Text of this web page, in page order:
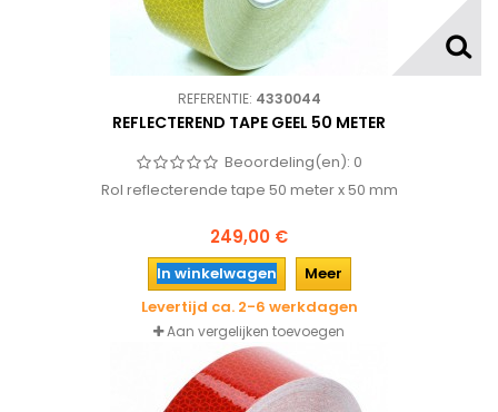
REFERENTIE: 4330044
REFLECTEREND TAPE GEEL 50 METER
Beoordeling(en): 0
Rol reflecterende tape 50 meter x 50 mm
249,00 €
In winkelwagen
Meer
Levertijd ca. 2-6 werkdagen
Aan vergelijken toevoegen